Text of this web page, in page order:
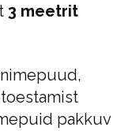
3 meetrit
pakkuv